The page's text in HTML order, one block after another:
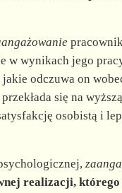
w wynikach jego
jakie odczuwa on
się na
osobistą i
realizacji, którego